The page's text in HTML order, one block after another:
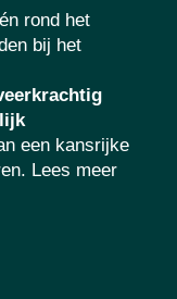
rond het
bij het
een
en